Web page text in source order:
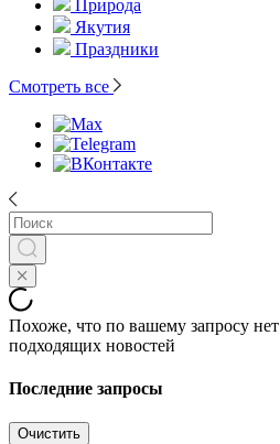
Природа
Якутия
Праздники
Смотреть все
Похоже, что по вашему запросу нет
подходящих новостей
Последние запросы
Очистить